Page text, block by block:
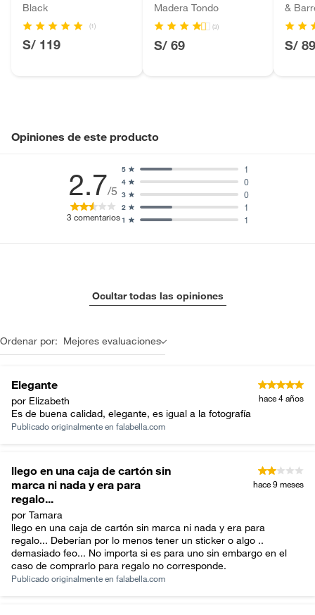
Black
(1)
S/ 119
Madera Tondo
(3)
S/ 69
&
S/
Opiniones de este producto
2.7/5
3 comentarios1 1
2 1
3 0
4 0
5 1
Ocultar todas las opiniones
Ordenar por: Mejores evaluaciones
Elegante
por Elizabeth hace 4 años
Es de buena calidad, elegante, es igual a la fotografía
Publicado originalmente en falabella.com
llego en una caja de cartón sin
marca ni nada y era para
regalo...
por Tamara
hace 9 meses
llego en una caja de cartón sin marca ni nada y era para
regalo... Deberían por lo menos tener un sticker o algo ..
demasiado feo... No importa si es para uno sin embargo en el
caso de comprarlo para regalo no corresponde.
Publicado originalmente en falabella.com